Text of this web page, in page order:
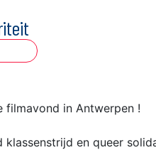
filmavond in Antwerpen !
klassenstrijd en queer